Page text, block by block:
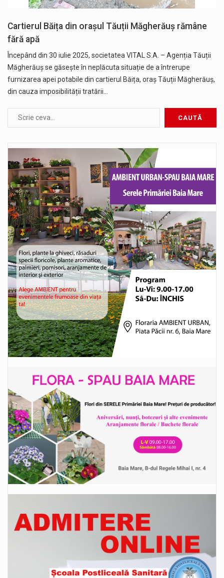
Cartierul Băița din orașul Tăuții Măgherăuș rămâne
fără apă
Începând din 30 iulie 2025, societatea VITAL S.A. – Agenția Tăuții
Măgherăuș se găsește în neplăcuta situație de a întrerupe
furnizarea apei potabile din cartierul Băița, oraș Tăuții Măgherăuș,
din cauza imposibilității tratării…